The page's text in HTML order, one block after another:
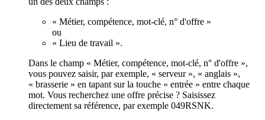
« Métier, compétence, mot-clé, n° d'offre »
ou
« Lieu de travail ».
Dans le champ « Métier, compétence, mot-clé, n° d'offre »,
vous pouvez saisir, par exemple, « serveur », « anglais »,
« brasserie » en tapant sur la touche « entrée » entre chaque
mot. Vous recherchez une offre précise ? Saisissez
directement sa référence, par exemple 049RSNK.